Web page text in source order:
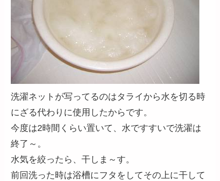
洗濯ネットが写ってるのはタライから水を切る時
にざる代わりに使用したからです。
今度は2時間くらい置いて、水ですすいで洗濯は
終了～。
水気を絞ったら、干しま～す。
前回洗った時は浴槽にフタをしてその上に干して